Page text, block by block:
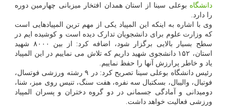
دانشگاه بوعلی سینا از استان همدان افتخار میزبانی چهارمین دوره
را دارد.
وی با اشاره به اینکه این المپیاد یکی از مهم ترین المپیادهایی است
که وزارت علوم برای دانشجویان تدارک دیده است و کوشیده ایم در
سطح بسیار بالایی برگزار شود، اضافه کرد: از بین ۸۰۰۰ شهید
استان، ۱۵۲ دانشجوی شهید داریم که تلاش می نماییم در این المپیاد
یاد و خاطر پرارزش آنها را حفظ نماییم.
رئیس دانشگاه بوعلی سینا تصریح کرد: در ۹ رشته ورزشی فوتسال،
فوتبال، والیبال، بسکتبال سه نفره، هفت سنگ، تنیس روی میز، شنا،
دومیدانی و آمادگی جسمانی در دو گروه دختران و پسران المپیاد
ورزشی فعالیت خواهد داشت.